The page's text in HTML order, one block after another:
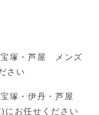
宝塚・芦屋 メンズ
さい
塚・伊丹・芦屋
にお任せください